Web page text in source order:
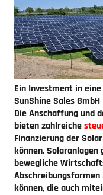
Ein Investment in
SunShine Sales GmbH
Die Anschaffung und
bieten zahlreiche
Finanzierung der
können.
bewegliche
können, die auch